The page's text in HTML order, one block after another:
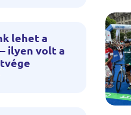
lehet a
ilyen volt a